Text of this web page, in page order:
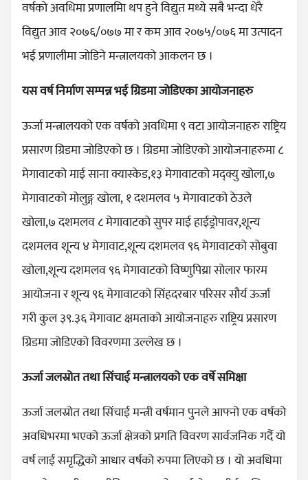
वर्षको अवधिमा प्रणालमिा थप हुने विद्युत मध्ये सबै भन्दा धेरै
विद्युत आव २०७६/०७७ मा र कम आव २०७५/०७६ मा उत्पादन
भई प्रणालीमा जोडिने मन्त्रालयको आकलन छ ।
यस वर्ष निर्माण सम्पन्न भई ग्रिडमा जोडिएका आयोजनाहरु
ऊर्जा मन्त्रालयको एक वर्षको अवधिमा ९ वटा आयोजनाहरु राष्ट्रिय
प्रसारण ग्रिडमा जोडिएको छ । ग्रिडमा जोडिएको आयोजनाहरुमा ८
मेगावाटको माई साना क्यास्केड,१३ मेगावाटको मद्क्यु खोला,७
मेगावाटको मोलुङ्ग खोला, १ दशमलव ५ मेगावाटको ठेउले
खोला,७ दशमलव ८ मेगावाटको सुपर माई हाईड्रोपावर,शून्य
दशमलव शून्य ४ मेगावाट,शून्य दशमलव ९६ मेगावाटको सोबुवा
खोला,शून्य दशमलव ९६ मेगावाटको विष्णुपिय्रा सोलार फारम
आयोजना र शून्य ९६ मेगावाटको सिंहदरबार परिसर सौर्य ऊर्जा
गरी कुल ३९.३६ मेगावाट क्षमताको आयोजनाहरु राष्ट्रिय प्रसारण
ग्रिडमा जोडिएको विवरणमा उल्लेख छ ।
ऊर्जा जलस्रोत तथा सिंचाई मन्त्रालयको एक वर्षे समिक्षा
ऊर्जा जलस्रोत तथा सिंचाई मन्त्री वर्षमान पुनले आफ्नो एक वर्षको
अवधिभरमा भएको ऊर्जा क्षेत्रको प्रगति विवरण सार्वजनिक गर्दै यो
वर्ष लाई समृद्धिको आधार वर्षको रुपमा लिएको छ । यो अवधिमा